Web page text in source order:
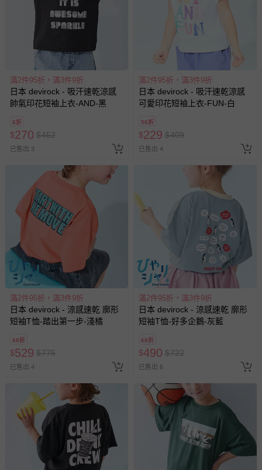
滿2件95折，滿3件9折
日本 devirock - 吸汗速乾涼感
帥氣印花短袖上衣-AND-黑
6折
$270 $452
已售出 3
滿2件95折，滿3件9折
日本 devirock - 吸汗速乾涼感
可愛印花短袖上衣-FUN-白
56折
$229 $409
已售出 4
滿2件95折，滿3件9折
日本 devirock - 涼感速乾 廓形
短袖T恤-踏出第一步-淺橘
68折
$529 $775
已售出 4
滿2件95折，滿3件9折
日本 devirock - 涼感速乾 廓形
短袖T恤-好多企鵝-灰藍
68折
$490 $722
已售出 6